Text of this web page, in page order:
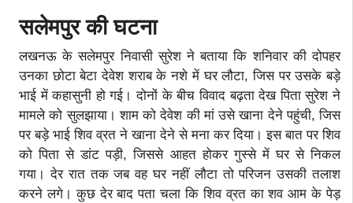
सलेमपुर की घटना
लखनऊ के सलेमपुर निवासी सुरेश ने बताया कि शनिवार की दोपहर
उनका छोटा बेटा देवेश शराब के नशे में घर लौटा, जिस पर उसके बड़े
भाई में कहासुनी हो गई। दोनों के बीच विवाद बढ़ता देख पिता सुरेश ने
मामले को सुलझाया। शाम को देवेश की मां उसे खाना देने पहुंची, जिस
पर बड़े भाई शिव व्रत ने खाना देने से मना कर दिया। इस बात पर शिव
को पिता से डांट पड़ी, जिससे आहत होकर गुस्से में घर से निकल
गया। देर रात तक जब वह घर नहीं लौटा तो परिजन उसकी तलाश
करने लगे। कुछ देर बाद पता चला कि शिव व्रत का शव आम के पेड़